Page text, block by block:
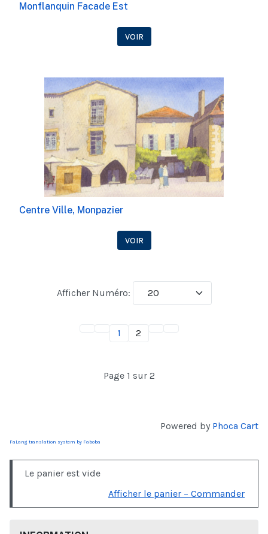
Monflanquin Facade Est
VOIR
Centre Ville, Monpazier
VOIR
Afficher Numéro:
1 2
Page 1 sur 2
Powered by Phoca Cart
FaLang translation system by Faboba
Le panier est vide
Afficher le panier – Commander